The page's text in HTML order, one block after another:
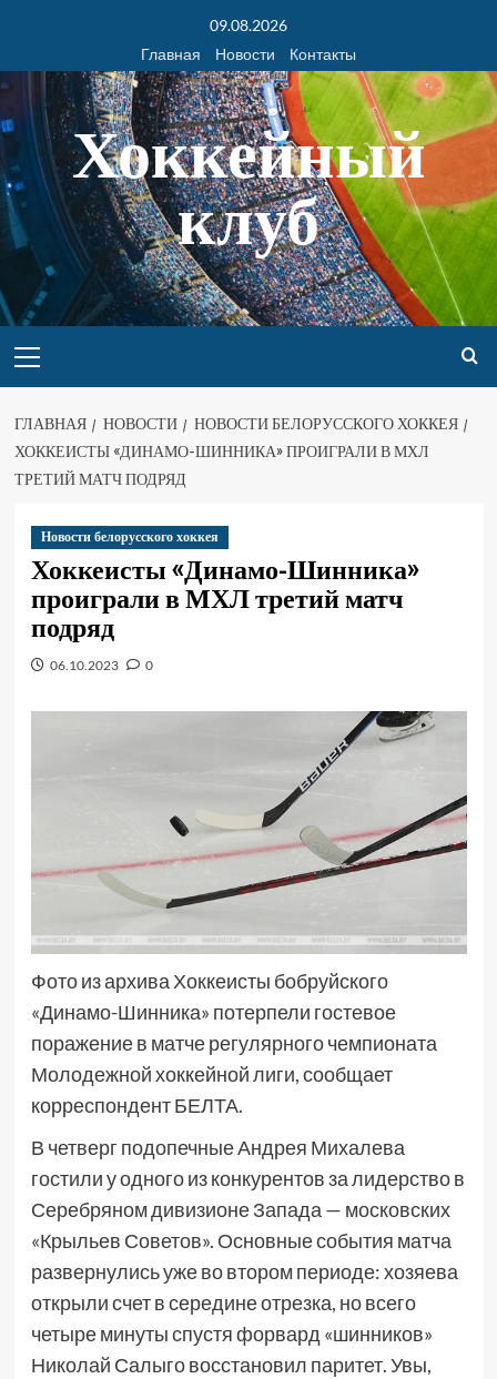
09.08.2026
Главная
Новости Контакты
Хоккейный
клуб
ГЛАВНАЯ НОВОСТИ
НОВОСТИ БЕЛОРУССКОГО ХОККЕЯ
ХОККЕИСТЫ «ДИНАМО-ШИННИКА» ПРОИГРАЛИ В МХЛ
ТРЕТИЙ МАТЧ ПОДРЯД
Новости белорусского хоккея
Хоккеисты «Динамо-Шинника»
проиграли в МХЛ третий матч
подряд
06.10.2023 0
Фото из архива Хоккеисты бобруйского
«Динамо-Шинника» потерпели гостевое
поражение в матче регулярного чемпионата
Молодежной хоккейной лиги, сообщает
корреспондент БЕЛТА.
В четверг подопечные Андрея Михалева
гостили у одного из конкурентов за лидерство в
Серебряном дивизионе Запада — московских
«Крыльев Советов». Основные события матча
развернулись уже во втором периоде: хозяева
открыли счет в середине отрезка, но всего
четыре минуты спустя форвард «шинников»
Николай Салыго восстановил паритет. Увы,